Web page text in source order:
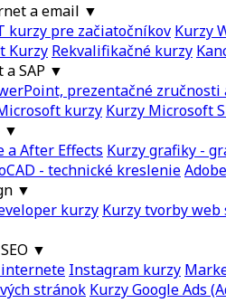
a email ▼
kurzy pre začiatočníkov Kurzy
Kurzy Rekvalifikačné kurzy
SAP ▼
prezentačné zručnosti
kurzy Kurzy Microsoft
▼
a After Effects Kurzy grafiky -
- technické kreslenie
▼
kurzy Kurzy tvorby
▼
Instagram kurzy
stránok Kurzy Google Ads